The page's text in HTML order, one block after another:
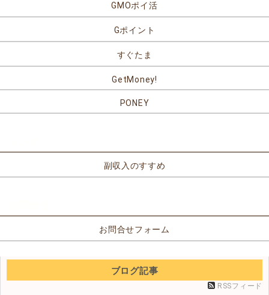
GMOポイ活
Gポイント
すぐたま
GetMoney!
PONEY
副収入のすすめ
お問合せフォーム
ブログ記事
RSSフィード